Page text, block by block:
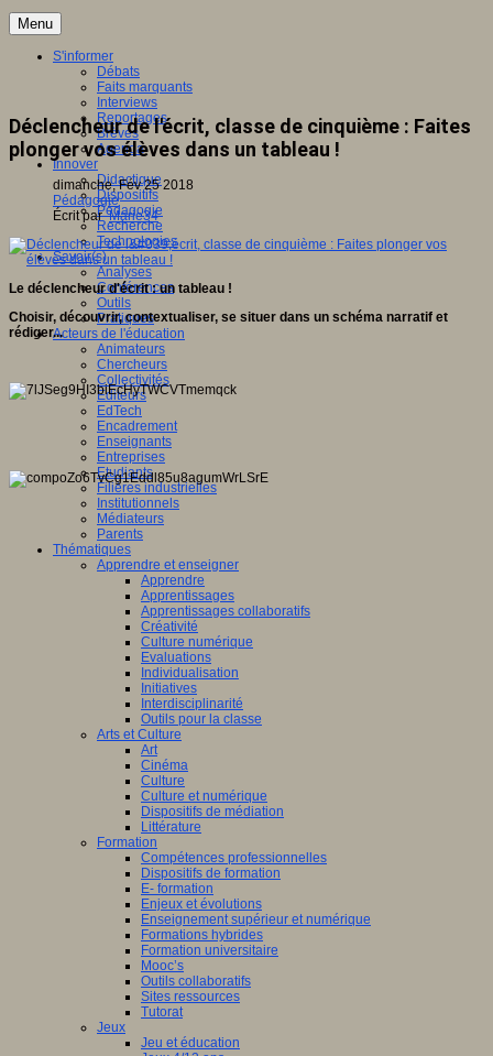
Menu
S'informer
Débats
Faits marquants
Interviews
Reportages
Brèves
Agenda
Innover
Didactique
Dispositifs
Pédagogie
Recherche
Technologies
Savoir(s)
Analyses
Conférences
Outils
Pratiques
Acteurs de l'éducation
Animateurs
Chercheurs
Collectivités
Editeurs
EdTech
Encadrement
Enseignants
Entreprises
Etudiants
Filières industrielles
Institutionnels
Médiateurs
Parents
Thématiques
Apprendre et enseigner
Apprendre
Apprentissages
Apprentissages collaboratifs
Créativité
Culture numérique
Evaluations
Individualisation
Initiatives
Interdisciplinarité
Outils pour la classe
Arts et Culture
Art
Cinéma
Culture
Culture et numérique
Dispositifs de médiation
Littérature
Formation
Compétences professionnelles
Dispositifs de formation
E- formation
Enjeux et évolutions
Enseignement supérieur et numérique
Formations hybrides
Formation universitaire
Mooc’s
Outils collaboratifs
Sites ressources
Tutorat
Jeux
Jeu et éducation
Déclencheur de l'écrit, classe de cinquième : Faites
plonger vos élèves dans un tableau !
dimanche, Fév 25 2018
Pédagogie
Écrit parMarie34
Le déclencheur d'écrit : un tableau !
Choisir, découvrir, contextualiser, se situer dans un schéma narratif et
rédiger...